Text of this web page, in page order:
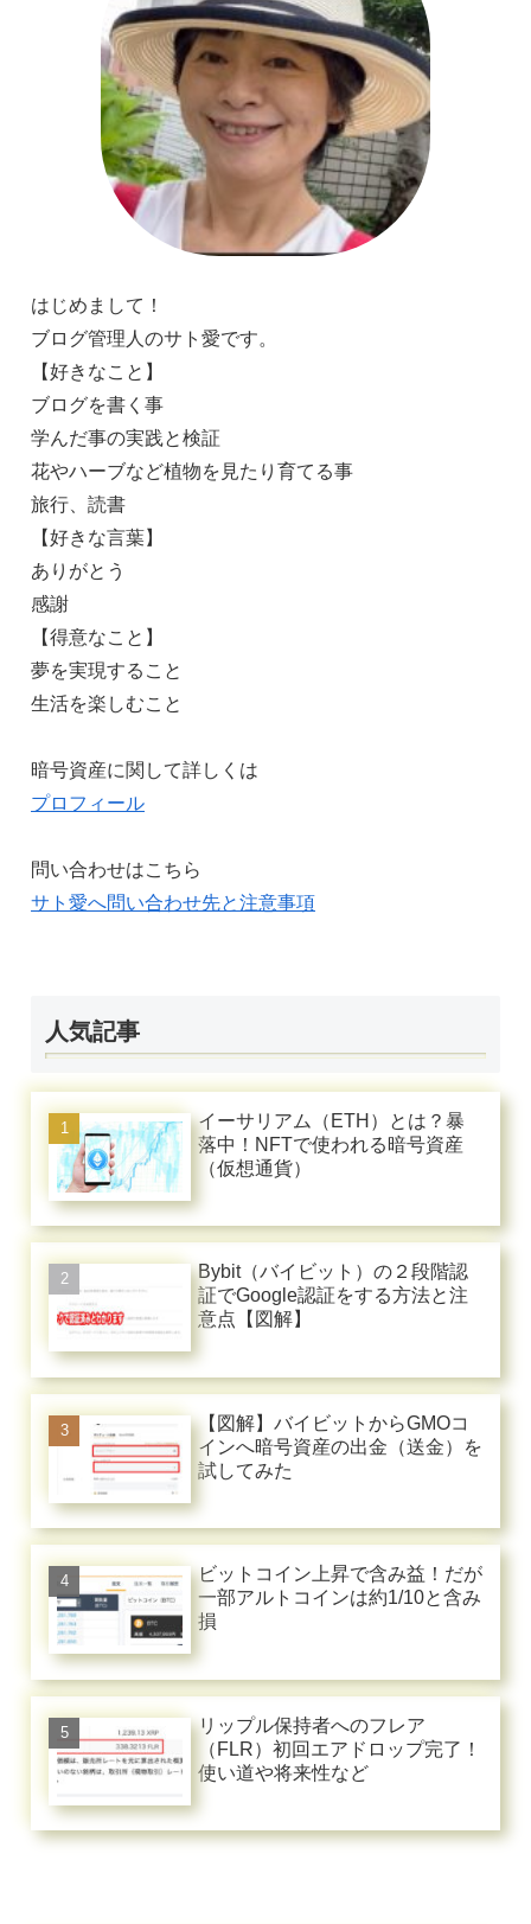
はじめまして！
ブログ管理人のサト愛です。
【好きなこと】
ブログを書く事
学んだ事の実践と検証
花やハーブなど植物を見たり育てる事
旅行、読書
【好きな言葉】
ありがとう
感謝
【得意なこと】
夢を実現すること
生活を楽しむこと
暗号資産に関して詳しくは
プロフィール
問い合わせはこちら
サト愛へ問い合わせ先と注意事項
人気記事
イーサリアム（ETH）とは？暴
落中！NFTで使われる暗号資産
（仮想通貨）
Bybit（バイビット）の２段階認
証でGoogle認証をする方法と注
意点【図解】
【図解】バイビットからGMOコ
インへ暗号資産の出金（送金）を
試してみた
ビットコイン上昇で含み益！だが
一部アルトコインは約1/10と含み
損
リップル保持者へのフレア
（FLR）初回エアドロップ完了！
使い道や将来性など